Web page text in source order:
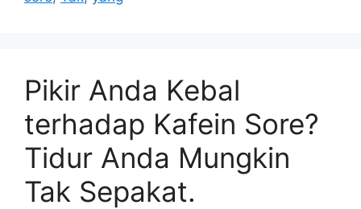
Pikir Anda Kebal
terhadap Kafein Sore?
Tidur Anda Mungkin
Tak Sepakat.